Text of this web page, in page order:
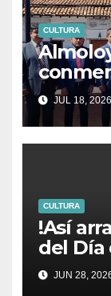
CULTURA
JUL 18, 2026
CULTURA
!Así
del Día
de la
JUN 28,